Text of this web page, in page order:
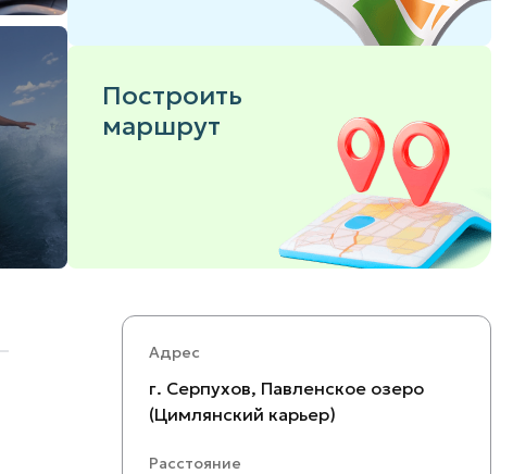
Построить
маршрут
Адрес
г. Серпухов, Павленское озеро
(Цимлянский карьер)
Расстояние